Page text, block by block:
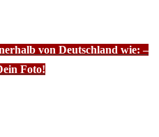
von Deutschland wie: –
Foto!